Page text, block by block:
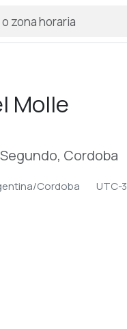
Molle
Cordoba
Cordoba UTC-3